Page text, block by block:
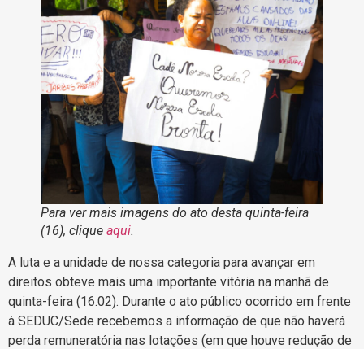
Para ver mais imagens do ato desta quinta-feira
(16), clique aqui.
A luta e a unidade de nossa categoria para avançar em
direitos obteve mais uma importante vitória na manhã de
quinta-feira (16.02). Durante o ato público ocorrido em frente
à SEDUC/Sede recebemos a informação de que não haverá
perda remuneratória nas lotações (em que houve redução de